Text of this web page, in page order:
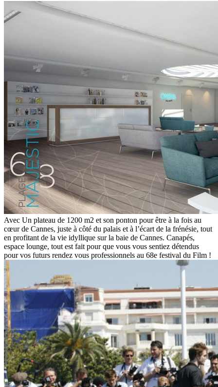
Avec Un plateau de 1200 m2 et son ponton pour être à la fois au
cœur de Cannes, juste à côté du palais et à l’écart de la frénésie, tout
en profitant de la vie idyllique sur la baie de Cannes. Canapés,
espace lounge, tout est fait pour que vous vous sentiez détendus
pour vos futurs rendez vous professionnels au 68e festival du Film !